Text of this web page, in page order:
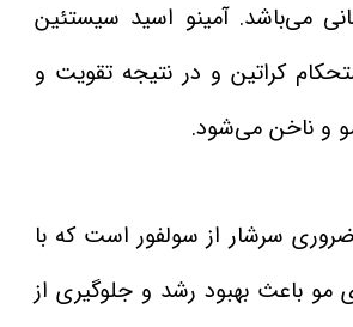
می‌باشد. آمینو اسید سیستئین
کراتین و در نتیجه تقویت و
و ناخن می‌شود.
سرشار از سولفور است که با
مو باعث بهبود رشد و جلوگیری از